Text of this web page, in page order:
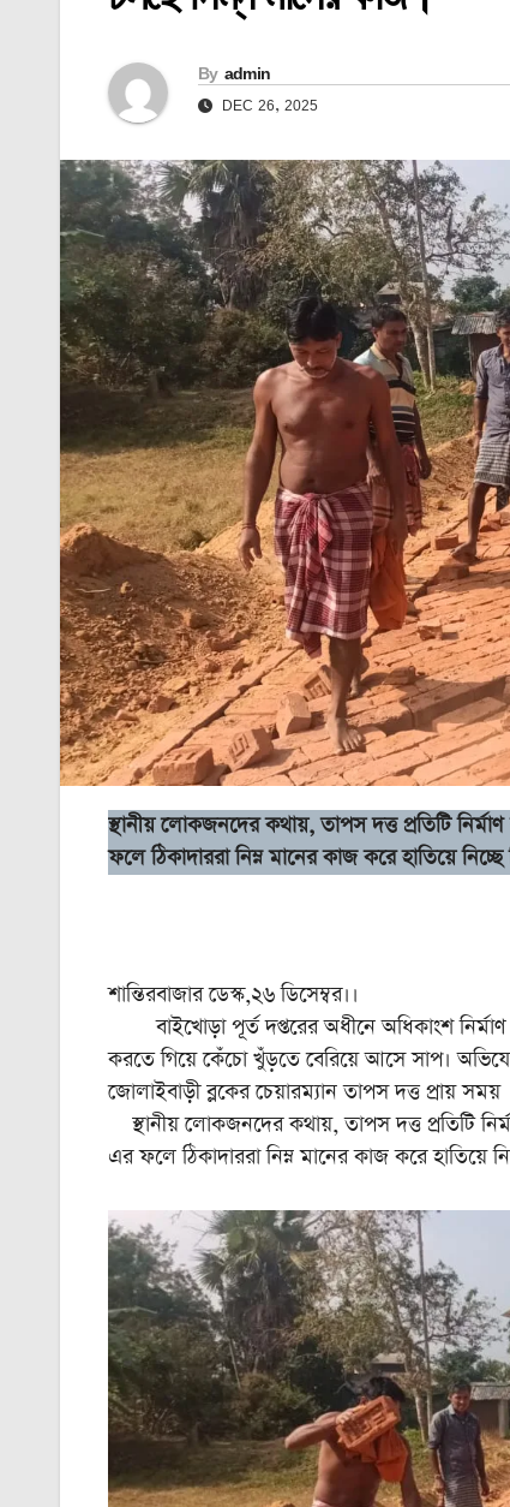
By admin
DEC 26, 2025
স্থানীয় লোকজনদের কথায়, তাপস দত্ত প্রতিটি
ফলে ঠিকাদাররা নিম্ন মানের কাজ করে হাতিয়ে
শান্তিরবাজার ডেস্ক,২৬ ডিসেম্বর।।
বাইখোড়া পূর্ত দপ্তরের অধীনে অধিকাংশ
করতে গিয়ে কেঁচো খুঁড়তে বেরিয়ে আসে সাপ।
জোলাইবাড়ী ব্লকের চেয়ারম্যান তাপস দত্ত প্রায়
স্থানীয় লোকজনদের কথায়, তাপস দত্ত প্রতিটি
এর ফলে ঠিকাদাররা নিম্ন মানের কাজ করে হাতিয়ে